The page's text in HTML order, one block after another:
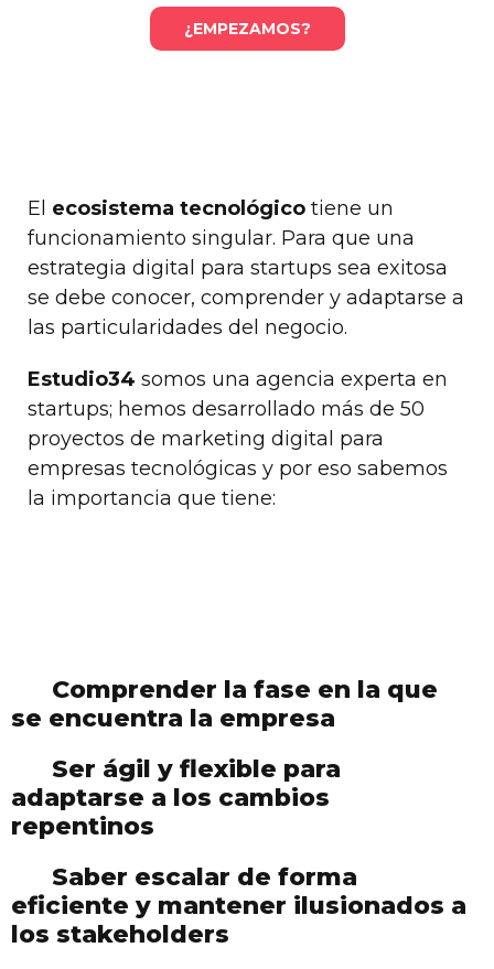
¿EMPEZAMOS?
El ecosistema tecnológico tiene un
funcionamiento singular. Para que una
estrategia digital para startups sea exitosa
se debe conocer, comprender y adaptarse a
las particularidades del negocio.
Estudio34 somos una agencia experta en
startups; hemos desarrollado más de 50
proyectos de marketing digital para
empresas tecnológicas y por eso sabemos
la importancia que tiene:
Comprender la fase en la que
se encuentra la empresa
Ser ágil y flexible para
adaptarse a los cambios
repentinos
Saber escalar de forma
eficiente y mantener ilusionados a
los stakeholders